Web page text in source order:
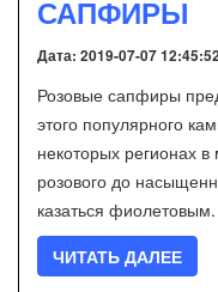
САПФИРЫ
Дата: 2019-07-07 12:45:52
Розовые сапфиры
этого популярного
некоторых регионах
розового до
казаться фиолетовым.
ЧИТАТЬ ДАЛЕЕ